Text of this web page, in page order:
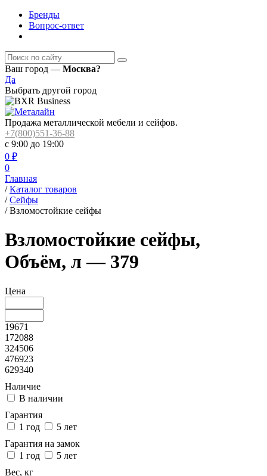
Бренды
Вопрос-ответ
Ваш город — Москва?
Да
Выбрать другой город
Продажа металлической мебели и сейфов.
+7(800)551-36-88
с 9:00 до 19:00
0 ₽
0
Главная
/ Каталог товаров
/ Сейфы
/ Взломостойкие сейфы
Взломостойкие сейфы,
Объём, л — 379
Цена
19671
172088
324506
476923
629340
Наличие
В наличии
Гарантия
1 год
5 лет
Гарантия на замок
1 год
5 лет
Вес, кг